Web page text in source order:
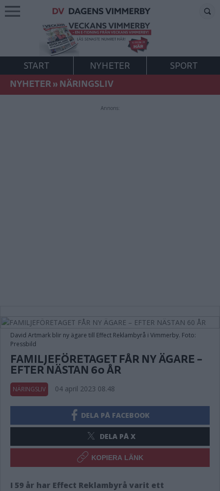
START NYHETER
SPORT
NYHETER»NÄRINGSLIV
Annons:
David Artmark blir ny ägare till Effect Reklambyrå i Vimmerby. Foto:
Pressbild
FAMILJEFÖRETAGET FÅR NY ÄGARE –
EFTER NÄSTAN 60 ÅR
NÄRINGSLIV 04 april 2023 08.48
DELA PÅ FACEBOOK
DELA PÅ X
KOPIERA LÄNK
I 59 år har Effect Reklambyrå varit ett